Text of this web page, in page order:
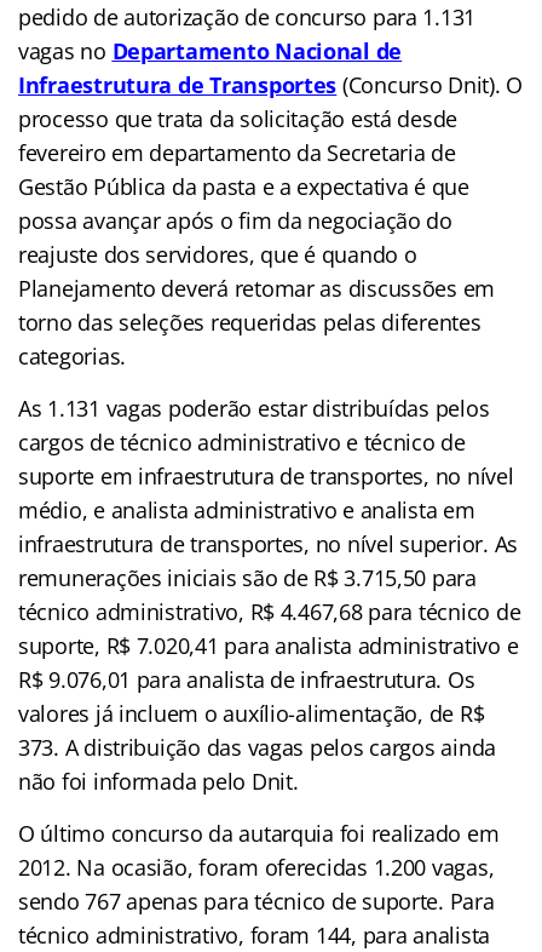
pedido de autorização de concurso para 1.131
vagas no Departamento Nacional de
Infraestrutura de Transportes (Concurso Dnit). O
processo que trata da solicitação está desde
fevereiro em departamento da Secretaria de
Gestão Pública da pasta e a expectativa é que
possa avançar após o fim da negociação do
reajuste dos servidores, que é quando o
Planejamento deverá retomar as discussões em
torno das seleções requeridas pelas diferentes
categorias.
As 1.131 vagas poderão estar distribuídas pelos
cargos de técnico administrativo e técnico de
suporte em infraestrutura de transportes, no nível
médio, e analista administrativo e analista em
infraestrutura de transportes, no nível superior. As
remunerações iniciais são de R$ 3.715,50 para
técnico administrativo, R$ 4.467,68 para técnico de
suporte, R$ 7.020,41 para analista administrativo e
R$ 9.076,01 para analista de infraestrutura. Os
valores já incluem o auxílio-alimentação, de R$
373. A distribuição das vagas pelos cargos ainda
não foi informada pelo Dnit.
O último concurso da autarquia foi realizado em
2012. Na ocasião, foram oferecidas 1.200 vagas,
sendo 767 apenas para técnico de suporte. Para
técnico administrativo, foram 144, para analista